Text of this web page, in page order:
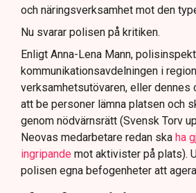
och näringsverksamhet mot den
Nu svarar polisen på kritiken.
Enligt Anna-Lena Mann,
kommunikationsavdelningen i
verksamhetsutövaren, eller dennes
att be personer lämna platsen och
genom nödvärnsrätt (Svensk Torv
Neovas medarbetare redan ska ha
ingripande mot aktivister på plats).
polisen egna befogenheter att